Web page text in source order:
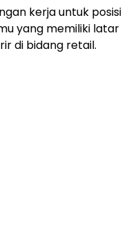
kerja untuk posisi
yang memiliki latar
di bidang retail.